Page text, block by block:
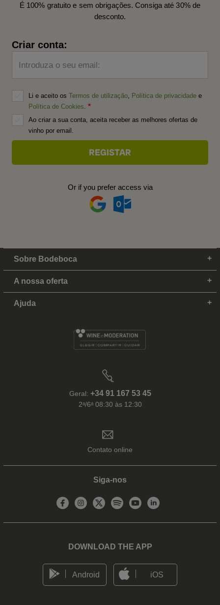
É 100% gratuito e sem obrigações. Consiga até 30% de
desconto.
Criar conta:
Introduza o seu email:
Li e aceito os Termos de utilização Política de privacidade e
Política de Cookies
Ao criar a sua conta, aceita receber as melhores ofertas de
vinho por email.
Or if you prefer access via
Sobre Bodeboca
A nossa oferta
Ajuda
Geral: +34 91 167 53 45
2ᵃ/6ᵃ 08:30 às 12:30
Contato online
Siga-nos
DOWNLOAD THE APP
Android iOS